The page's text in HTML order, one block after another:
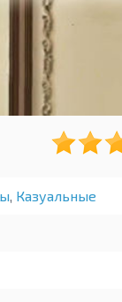
, Казуальные